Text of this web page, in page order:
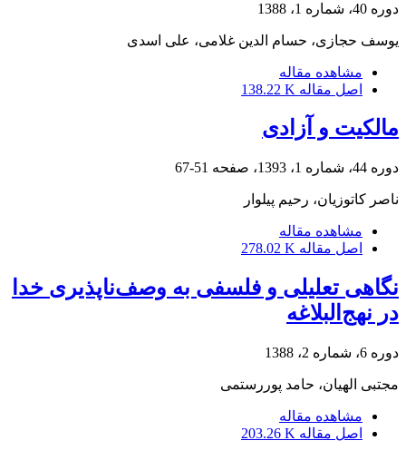
دوره 40، شماره 1، 1388
یوسف حجازی، حسام الدین غلامی، علی اسدی
مشاهده مقاله
اصل مقاله 138.22 K
مالکیت و آزادی
دوره 44، شماره 1، 1393، صفحه 51-67
ناصر کاتوزیان، رحیم پیلوار
مشاهده مقاله
اصل مقاله 278.02 K
نگاهی تعلیلی و فلسفی به وصف‌ناپذیری خدا
در نهج‌البلاغه
دوره 6، شماره 2، 1388
مجتبی الهیان، حامد پوررستمی
مشاهده مقاله
اصل مقاله 203.26 K